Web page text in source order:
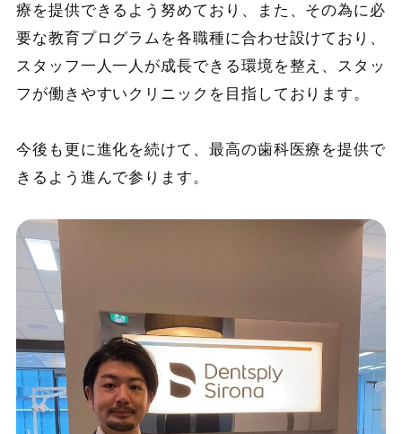
療を提供できるよう努めており、また、その為に必
要な教育プログラムを各職種に合わせ設けており、
スタッフ一人一人が成長できる環境を整え、スタッ
フが働きやすいクリニックを目指しております。
今後も更に進化を続けて、最高の歯科医療を提供で
きるよう進んで参ります。